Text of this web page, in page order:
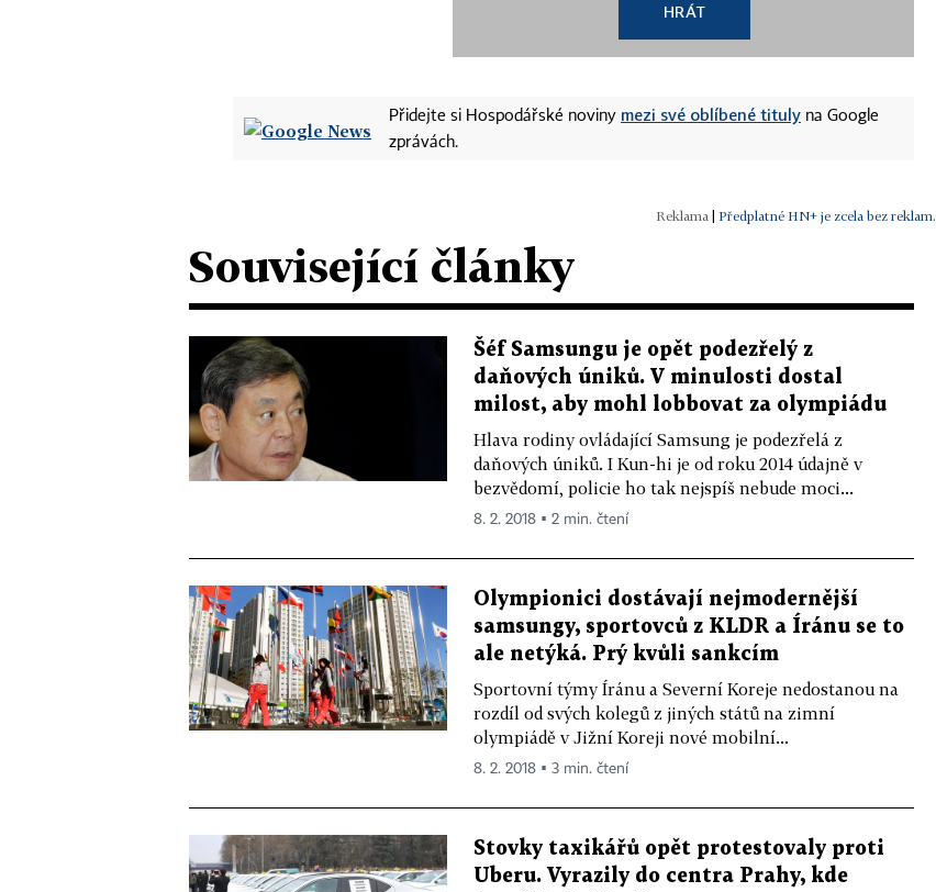
HRÁT
Přidejte si Hospodářské noviny mezi své oblíbené tituly na Google
zprávách.
| Předplatné HN+ je zcela bez reklam.
Související články
Šéf Samsungu je opět podezřelý z
daňových úniků. V minulosti dostal
milost, aby mohl lobbovat za olympiádu
Hlava rodiny ovládající Samsung je podezřelá z
daňových úniků. I Kun-hi je od roku 2014 údajně v
bezvědomí, policie ho tak nejspíš nebude moci...
8. 2. 2018 ▪ 2 min. čtení
Olympionici dostávají nejmodernější
samsungy, sportovců z KLDR a Íránu se to
ale netýká. Prý kvůli sankcím
Sportovní týmy Íránu a Severní Koreje nedostanou na
rozdíl od svých kolegů z jiných států na zimní
olympiádě v Jižní Koreji nové mobilní...
8. 2. 2018 ▪ 3 min. čtení
Stovky taxikářů opět protestovaly proti
Uberu. Vyrazily do centra Prahy, kde